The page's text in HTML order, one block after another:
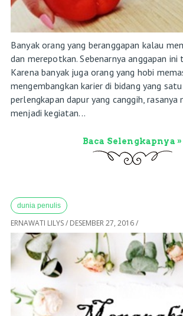
Banyak orang yang beranggapan kalau
dan merepotkan. Sebenarnya anggapan ini
Karena banyak juga orang yang hobi
mengembangkan karier di bidang yang
perlengkapan dapur yang canggih, rasanya
menjadi kegiatan...
Baca Selengkapnya »
dunia penulis
ERNAWATI LILYS/ DESEMBER 27, 2016/